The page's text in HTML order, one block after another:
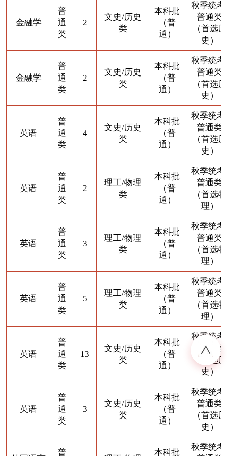
金融学
普
通
类
2
文史/历史
类
本科批
（普
通）
秋季统
普通类
（首选历
史）
金融学
普
通
类
2
文史/历史
类
本科批
（普
通）
秋季统
普通类
（首选历
史）
英语
普
通
类
4
文史/历史
类
本科批
（普
通）
秋季统
普通类
（首选历
史）
英语
普
通
类
2
理工/物理
类
本科批
（普
通）
秋季统
普通类
（首选物
理）
英语
普
通
类
3
理工/物理
类
本科批
（普
通）
秋季统
普通类
（首选物
理）
英语
普
通
类
5
理工/物理
类
本科批
（普
通）
秋季统
普通类
（首选物
理）
英语
普
通
类
13
文史/历史
类
本科批
（普
通）
秋季统
普通类
（首选历
史）
英语
普
通
类
3
文史/历史
类
本科批
（普
通）
秋季统
普通类
（首选历
史）
普 本科批
秋季统